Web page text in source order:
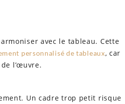
avec le tableau. Cette
personnalisé de tableaux, car
l’œuvre.
Un cadre trop petit risque